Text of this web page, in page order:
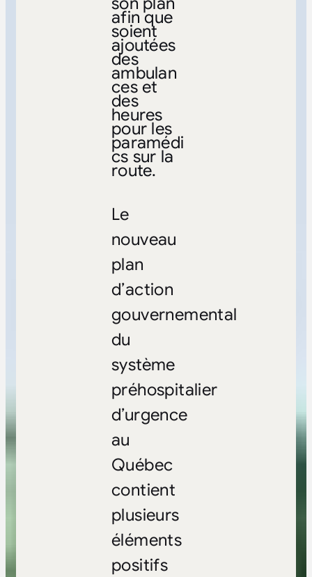
afin que
soient
ajoutées
des
ambulan
ces et
des
heures
pour les
paramédi
cs sur la
route.
Le
nouveau
plan
d’action
gouvernemental
du
système
préhospitalier
d’urgence
au
Québec
contient
plusieurs
éléments
positifs